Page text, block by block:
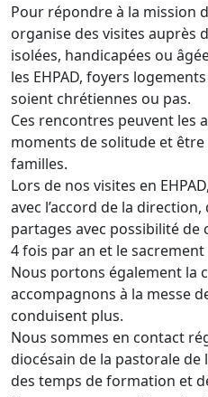
Pour répondre à la mission
organise des visites auprès
isolées, handicapées ou
les EHPAD, foyers
soient chrétiennes ou pas.
Ces rencontres peuvent les
moments de solitude et
familles.
Lors de nos visites en
avec l’accord de la
partages avec possibilité de
4 fois par an et le sacrement
Nous portons également la
accompagnons à la messe
conduisent plus.
Nous sommes en contact
diocésain de la pastorale
des temps de formation et